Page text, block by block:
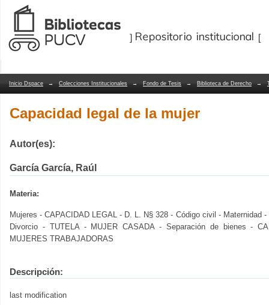
Capacidad legal de la mujer
Repositorio Dspace/Manakin
Inicio Dspace → Colecciones Institucionales → Fondo de Tesis → Biblioteca de Derecho →
Capacidad legal de la mujer
Autor(es):
García García, Raúl
Materia:
Mujeres - CAPACIDAD LEGAL - D. L. N§ 328 - Código civil - Maternidad
Divorcio - TUTELA - MUJER CASADA - Separación de bienes -
MUJERES TRABAJADORAS
Descripción:
last modification